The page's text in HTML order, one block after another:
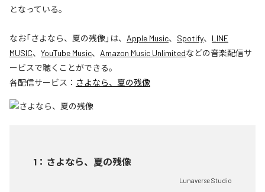
となっている。
なお「さよなら、夏の残像」は、 Apple Music、 Spotify、 LINE
MUSIC、 YouTube Music、 Amazon Music Unlimitedなどの音楽配信サ
ービスで聴くことができる。
各配信サービス： さよなら、夏の残像
1 ： さよなら、夏の残像
Lunaverse Studio